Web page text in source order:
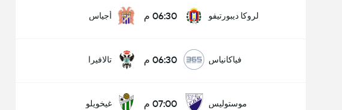
لروكا ديبورتيفو 06:30 م أجياس
فياكانياس 06:30 م تالافيرا
موستوليس 07:00 م غيخويلو